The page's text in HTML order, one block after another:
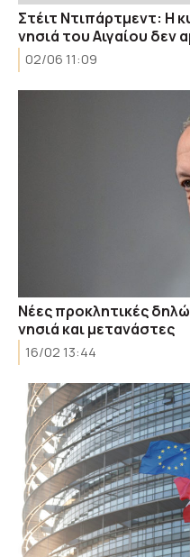
Στέιτ Ντιπάρτμεντ: Η
νησιά του Αιγαίου δεν
02/06 11:09
Νέες προκλητικές
νησιά και μετανάστες
16/02 13:44